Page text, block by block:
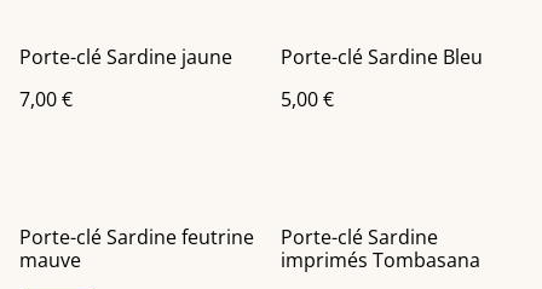
Porte-clé Sardine jaune
7,00 €
Porte-clé Sardine Bleu
5,00 €
Porte-clé Sardine feutrine
mauve
Porte-clé Sardine
imprimés Tombasana